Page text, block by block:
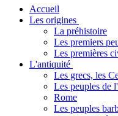
Accueil
Les origines
La préhistoire
Les premiers
Les premières
L'antiquité
Les grecs, les
Les peuples de
Rome
Les peuples